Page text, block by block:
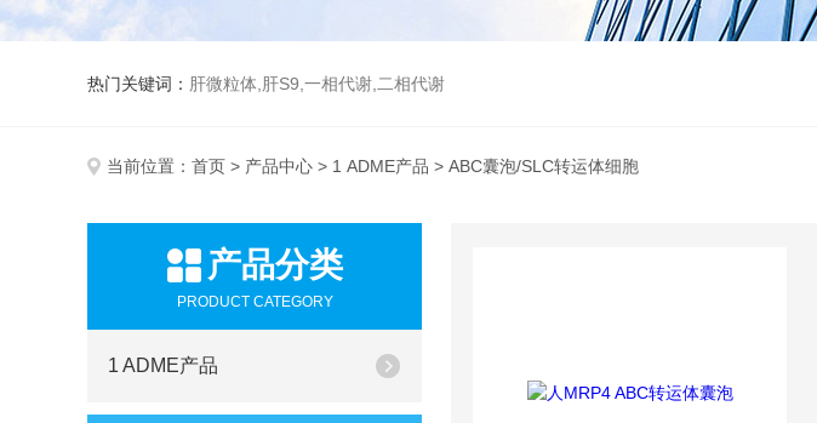
热门关键词： 肝微粒体,肝S9,一相代谢,二相代谢
当前位置： 首页 > 产品中心 > 1 ADME产品 > ABC囊泡/SLC转运体细胞
产品分类
PRODUCT CATEGORY
1 ADME产品